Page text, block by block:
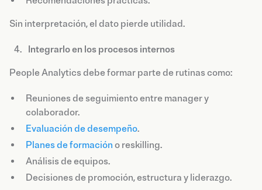
Sin interpretación, el dato pierde utilidad.
Integrarlo en los procesos internos
People Analytics debe formar parte de rutinas como:
Reuniones de seguimiento entre manager y
colaborador.
Evaluación de desempeño.
Planes de formación o reskilling.
Análisis de equipos.
Decisiones de promoción, estructura y liderazgo.